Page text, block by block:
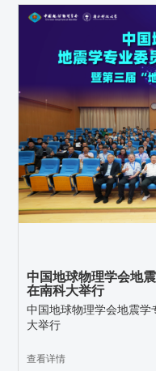
中国地球物理学会地
在南科大举行
中国地球物理学会地震学
大举行
查看详情